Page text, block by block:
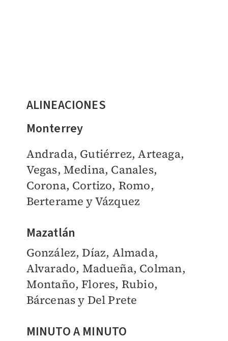
ALINEACIONES
Monterrey
Andrada, Gutiérrez, Arteaga,
Vegas, Medina, Canales,
Corona, Cortizo, Romo,
Berterame y Vázquez
Mazatlán
González, Díaz, Almada,
Alvarado, Madueña, Colman,
Montaño, Flores, Rubio,
Bárcenas y Del Prete
MINUTO A MINUTO